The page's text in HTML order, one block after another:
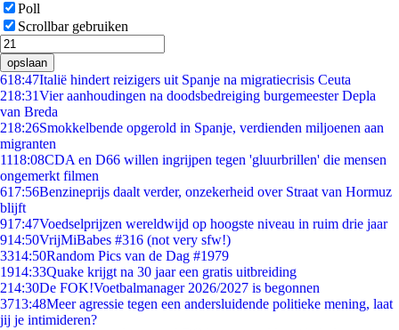
Poll
Scrollbar gebruiken
opslaan
618:47Italië hindert reizigers uit Spanje na migratiecrisis Ceuta
218:31Vier aanhoudingen na doodsbedreiging burgemeester Depla
van Breda
218:26Smokkelbende opgerold in Spanje, verdienden miljoenen aan
migranten
1118:08CDA en D66 willen ingrijpen tegen 'gluurbrillen' die mensen
ongemerkt filmen
617:56Benzineprijs daalt verder, onzekerheid over Straat van Hormuz
blijft
917:47Voedselprijzen wereldwijd op hoogste niveau in ruim drie jaar
914:50VrijMiBabes #316 (not very sfw!)
3314:50Random Pics van de Dag #1979
1914:33Quake krijgt na 30 jaar een gratis uitbreiding
214:30De FOK!Voetbalmanager 2026/2027 is begonnen
3713:48Meer agressie tegen een andersluidende politieke mening, laat
jij je intimideren?